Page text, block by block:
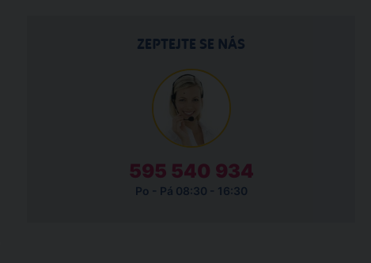
ZEPTEJTE SE NÁS
595 540 934
Po - Pá 08:30 - 16:30